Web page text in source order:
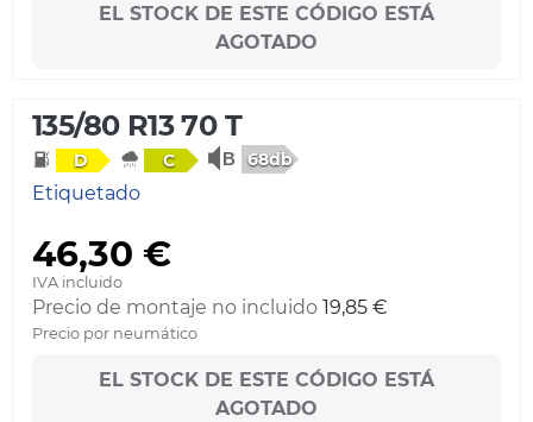
EL STOCK DE ESTE CÓDIGO ESTÁ
AGOTADO
135/80 R13 70 T
D C 68db
Etiquetado
46,30 €
IVA incluido
Precio de montaje no incluido 19,85 €
Precio por neumático
EL STOCK DE ESTE CÓDIGO ESTÁ
AGOTADO